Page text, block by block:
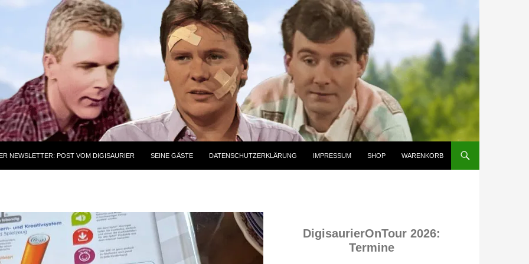
NEWSLETTER: POST VOM DIGISAURIER SEINE GÄSTE DATENSCHUTZERKLÄRUNG IMPRESSUM SHOP WARENKORB
DigisaurierOnTour 2026:
Termine